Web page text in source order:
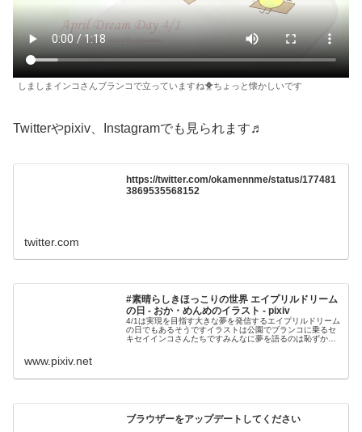
しましまインコさんブランコで立っていますね🐥ちょっと懐かしいです
Twitterやpixiv、Instagramでも見られます♬
https://twitter.com/okamennme/status/177481
3869535568152
twitter.com
#素晴らしきほっこりの世界 エイプリルドリーム
の日 - おか・めんめのイラスト - pixiv
4/1は実現を目指す大きな夢を発信するエイプリルドリーム
の日でもあるそうですイラストは公園でブランコに乗るセ
キセイインコさんたちですみんなに夢を語るのは恥ずかし
www.pixiv.net
ブラウザーをアップデートしてください